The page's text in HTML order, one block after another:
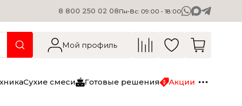
8 800 250 02 08Пн-Вс: 09:00 - 18:00
Мой профиль
Сухие смеси Готовые решения Акции
О компании
Вакансии
Блог
Контакты